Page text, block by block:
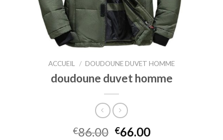
ACCUEIL / DOUDOUNE DUVET HOMME
doudoune duvet homme
€86.00 €66.00